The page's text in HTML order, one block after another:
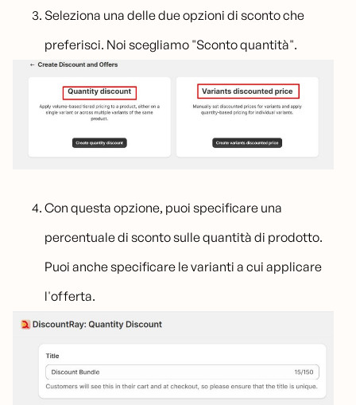
Seleziona una delle due opzioni di sconto che
preferisci. Noi scegliamo "Sconto quantità".
Con questa opzione, puoi specificare una
percentuale di sconto sulle quantità di prodotto.
Puoi anche specificare le varianti a cui applicare
l'offerta.